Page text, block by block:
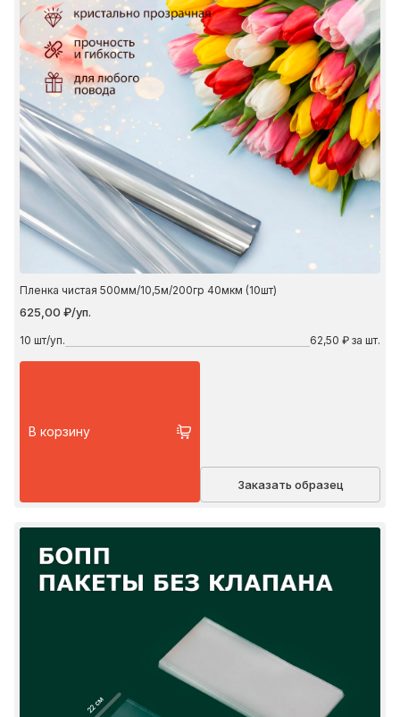
Пленка чистая 500мм/10,5м/200гр 40мкм (10шт)
625,00 ₽/уп.
10 шт/уп. 62,50 ₽ за шт.
В корзину
Заказать образец
22 см